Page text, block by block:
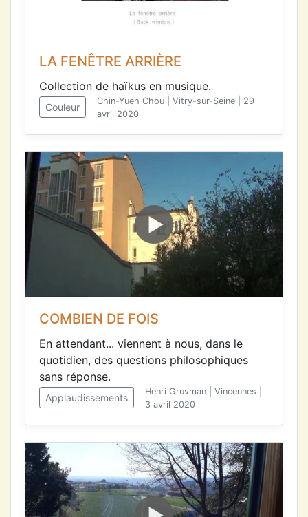
LA FENÊTRE ARRIÈRE
Collection de haïkus en musique.
Couleur
Chin-Yueh Chou | Vitry-sur-Seine | 29
avril 2020
COMBIEN DE FOIS
En attendant... viennent à nous, dans le
quotidien, des questions philosophiques
sans réponse.
Applaudissements
Henri Gruvman | Vincennes |
3 avril 2020